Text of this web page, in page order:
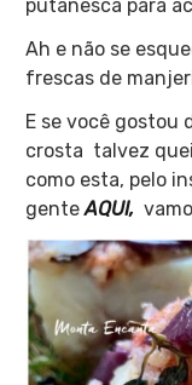
putanesca para
Ah e não se
frescas de
E se você gostou
crosta talvez
como esta, pelo
genteAQUI,